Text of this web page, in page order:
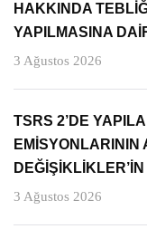
HAKKINDA
YAPILMASINA
3 Ağustos 2026
TSRS 2’DE
EMİSYONLARININ
3 Ağustos 2026